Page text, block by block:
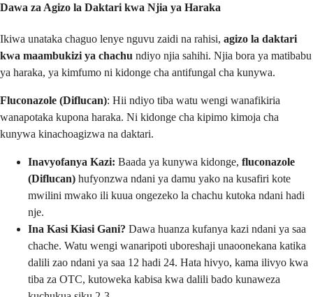
Dawa za Agizo la Daktari kwa Njia ya Haraka
Ikiwa unataka chaguo lenye nguvu zaidi na rahisi, agizo la daktari
kwa maambukizi ya chachu ndiyo njia sahihi. Njia bora ya matibabu
ya haraka, ya kimfumo ni kidonge cha antifungal cha kunywa.
Fluconazole (Diflucan): Hii ndiyo tiba watu wengi wanafikiria
wanapotaka kupona haraka. Ni kidonge cha kipimo kimoja cha
kunywa kinachoagizwa na daktari.
Inavyofanya Kazi: Baada ya kunywa kidonge, fluconazole
(Diflucan) hufyonzwa ndani ya damu yako na kusafiri kote
mwilini mwako ili kuua ongezeko la chachu kutoka ndani hadi
nje.
Ina Kasi Kiasi Gani? Dawa huanza kufanya kazi ndani ya saa
chache. Watu wengi wanaripoti uboreshaji unaoonekana katika
dalili zao ndani ya saa 12 hadi 24. Hata hivyo, kama ilivyo kwa
tiba za OTC, kutoweka kabisa kwa dalili bado kunaweza